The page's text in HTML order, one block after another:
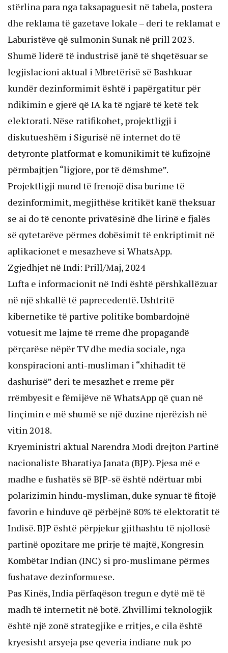
stërlina para nga taksapaguesit në tabela, postera
dhe reklama të gazetave lokale – deri te reklamat e
Laburistëve që sulmonin Sunak në prill 2023.
Shumë liderë të industrisë janë të shqetësuar se
legjislacioni aktual i Mbretërisë së Bashkuar
kundër dezinformimit është i papërgatitur për
ndikimin e gjerë që IA ka të ngjarë të ketë tek
elektorati. Nëse ratifikohet, projektligji i
diskutueshëm i Sigurisë në internet do të
detyronte platformat e komunikimit të kufizojnë
përmbajtjen “ligjore, por të dëmshme”.
Projektligji mund të frenojë disa burime të
dezinformimit, megjithëse kritikët kanë theksuar
se ai do të cenonte privatësinë dhe lirinë e fjalës
së qytetarëve përmes dobësimit të enkriptimit në
aplikacionet e mesazheve si WhatsApp.
Zgjedhjet në Indi: Prill/Maj, 2024
Lufta e informacionit në Indi është përshkallëzuar
në një shkallë të paprecedentë. Ushtritë
kibernetike të partive politike bombardojnë
votuesit me lajme të rreme dhe propagandë
përçarëse nëpër TV dhe media sociale, nga
konspiracioni anti-musliman i “xhihadit të
dashurisë” deri te mesazhet e rreme për
rrëmbyesit e fëmijëve në WhatsApp që çuan në
linçimin e më shumë se një duzine njerëzish në
vitin 2018.
Kryeministri aktual Narendra Modi drejton Partinë
nacionaliste Bharatiya Janata (BJP). Pjesa më e
madhe e fushatës së BJP-së është ndërtuar mbi
polarizimin hindu-mysliman, duke synuar të fitojë
favorin e hinduve që përbëjnë 80% të elektoratit të
Indisë. BJP është përpjekur gjithashtu të njollosë
partinë opozitare me prirje të majtë, Kongresin
Kombëtar Indian (INC) si pro-muslimane përmes
fushatave dezinformuese.
Pas Kinës, India përfaqëson tregun e dytë më të
madh të internetit në botë. Zhvillimi teknologjik
është një zonë strategjike e rritjes, e cila është
kryesisht arsyeja pse qeveria indiane nuk po